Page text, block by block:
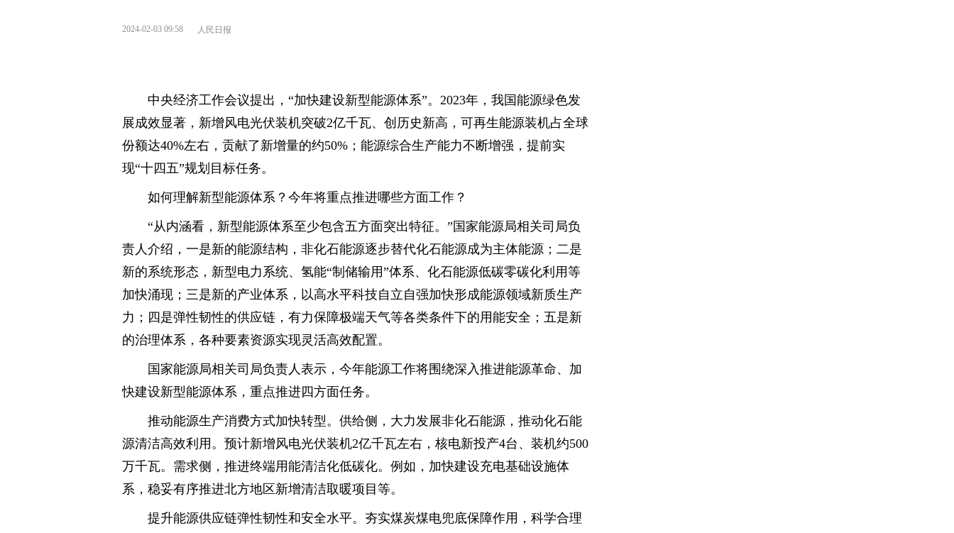
2024-02-03 09:58 人民日报
中央经济工作会议提出，“加快建设新型能源体系”。2023年，我国能源绿色发
展成效显著，新增风电光伏装机突破2亿千瓦、创历史新高，可再生能源装机占全球
份额达40%左右，贡献了新增量的约50%；能源综合生产能力不断增强，提前实
现“十四五”规划目标任务。
如何理解新型能源体系？今年将重点推进哪些方面工作？
“从内涵看，新型能源体系至少包含五方面突出特征。”国家能源局相关司局负
责人介绍，一是新的能源结构，非化石能源逐步替代化石能源成为主体能源；二是
新的系统形态，新型电力系统、氢能“制储输用”体系、化石能源低碳零碳化利用等
加快涌现；三是新的产业体系，以高水平科技自立自强加快形成能源领域新质生产
力；四是弹性韧性的供应链，有力保障极端天气等各类条件下的用能安全；五是新
的治理体系，各种要素资源实现灵活高效配置。
国家能源局相关司局负责人表示，今年能源工作将围绕深入推进能源革命、加
快建设新型能源体系，重点推进四方面任务。
推动能源生产消费方式加快转型。供给侧，大力发展非化石能源，推动化石能
源清洁高效利用。预计新增风电光伏装机2亿千瓦左右，核电新投产4台、装机约500
万千瓦。需求侧，推进终端用能清洁化低碳化。例如，加快建设充电基础设施体
系，稳妥有序推进北方地区新增清洁取暖项目等。
提升能源供应链弹性韧性和安全水平。夯实煤炭煤电兜底保障作用，科学合理